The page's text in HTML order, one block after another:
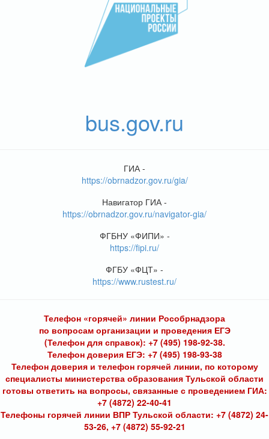
bus.gov.ru
ГИА -
https://obrnadzor.gov.ru/gia/
Навигатор ГИА -
https://obrnadzor.gov.ru/navigator-gia/
ФГБНУ «ФИПИ» -
https://fipi.ru/
ФГБУ «ФЦТ» -
https://www.rustest.ru/
Телефон «горячей» линии Рособрнадзора
по вопросам организации и проведения ЕГЭ
(Телефон для справок): +7 (495) 198-92-38.
Телефон доверия ЕГЭ: +7 (495) 198-93-38
Телефон доверия и телефон горячей линии, по которому
специалисты министерства образования Тульской области
готовы ответить на вопросы, связанные с проведением ГИА:
+7 (4872) 22-40-41
Телефоны горячей линии ВПР Тульской области: +7 (4872) 24-
53-26, +7 (4872) 55-92-21